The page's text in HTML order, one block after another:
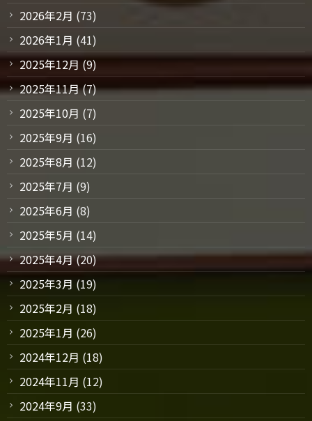
2026年2月 (73)
2026年1月 (41)
2025年12月 (9)
2025年11月(7)
2025年10月 (7)
2025年9月 (16)
2025年8月 (12)
2025年7月 (9)
2025年6月 (8)
2025年5月 (14)
2025年4月(20)
2025年3月 (19)
2025年2月 (18)
2025年1月 (26)
2024年12月 (18)
2024年11月 (12)
2024年9月 (33)